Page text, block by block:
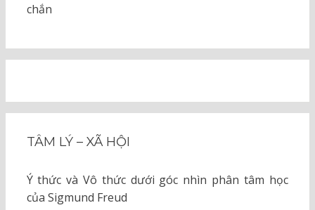
chắn
TÂM LÝ – XÃ HỘI
Ý thức và Vô thức dưới góc nhìn phân tâm học
của Sigmund Freud